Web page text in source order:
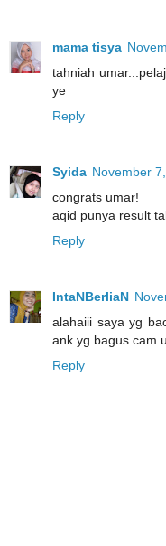
mama tisya
tahniah
ye
Reply
Syida November
congrats umar!
aqid punya result
Reply
IntaNBerliaN
alahaiii saya yg
ank yg bagus cam
Reply